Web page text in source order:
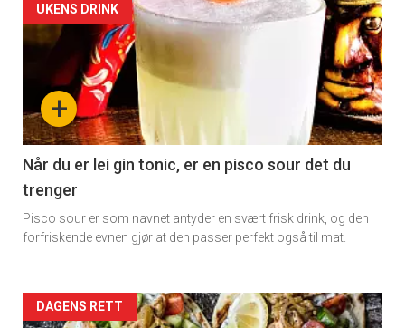
Artikler
detail
section
11
Dagens
rett
+
UKENS DRINK
Når du er lei gin tonic, er en pisco sour det du
trenger
Pisco sour er som navnet antyder en svært frisk drink, og den
forfriskende evnen gjør at den passer perfekt også til mat.
Artikler
DAGENS RETT